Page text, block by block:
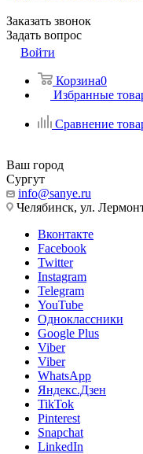
Заказать звонок
Задать вопрос
Войти
Корзина0
Избранные
Сравнение
Ваш город
Сургут
info@sanye.ru
Челябинск, ул.
Вконтакте
Facebook
Twitter
Instagram
Telegram
YouTube
Одноклассники
Google Plus
Viber
Viber
WhatsApp
Яндекс.Дзен
TikTok
Pinterest
Snapchat
LinkedIn